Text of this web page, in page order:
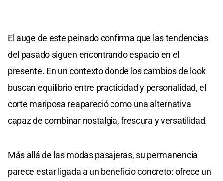
El auge de este peinado confirma que las tendencias
del pasado siguen encontrando espacio en el
presente. En un contexto donde los cambios de look
buscan equilibrio entre practicidad y personalidad, el
corte mariposa reapareció como una alternativa
capaz de combinar nostalgia, frescura y versatilidad.
Más allá de las modas pasajeras, su permanencia
parece estar ligada a un beneficio concreto: ofrece un